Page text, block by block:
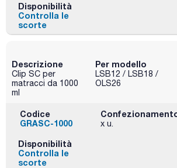
Disponibilità
Controlla le
scorte
Descrizione
Clip SC per
matracci da 1000
ml
Per modello
LSB12 / LSB18 /
OLS26
Codice
GRASC-1000
x u.
Disponibilità
Controlla le
scorte